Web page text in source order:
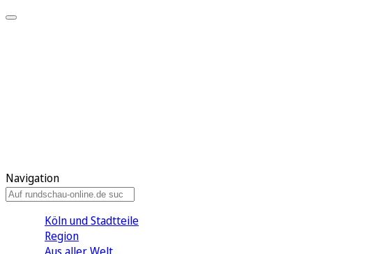
Navigation
Köln und Stadtteile
Region